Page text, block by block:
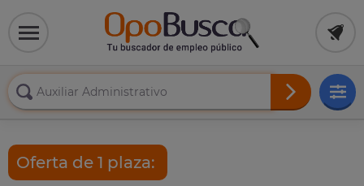
Oferta de 1 plaza: